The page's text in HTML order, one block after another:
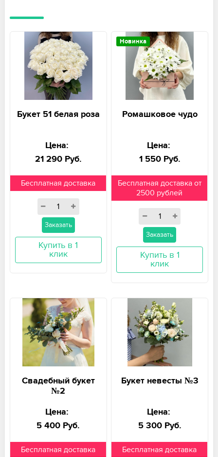
Букет 51 белая роза
Цена:
21 290 Руб.
Бесплатная доставка
Заказать
Купить в 1
клик
Новинка
Ромашковое чудо
Цена:
1 550 Руб.
Бесплатная доставка от
2500 рублей
Заказать
Купить в 1
клик
Свадебный букет
№2
Цена:
5 400 Руб.
Бесплатная доставка
Букет невесты №3
Цена:
5 300 Руб.
Бесплатная доставка